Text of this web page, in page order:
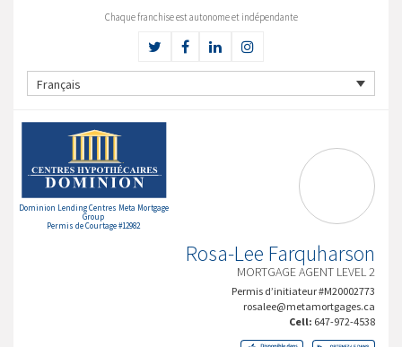
Chaque franchise est autonome et indépendante
Français
Dominion Lending Centres Meta Mortgage
Group
Permis de Courtage #12982
Rosa-Lee Farquharson
MORTGAGE AGENT LEVEL 2
Permis d’initiateur #M20002773
rosalee@metamortgages.ca
Cell: 647-972-4538